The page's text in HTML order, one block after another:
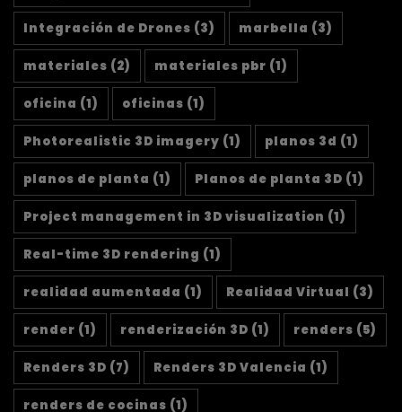
Integración de Drones (3) marbella (3)
materiales (2) materiales pbr (1)
oficina (1) oficinas (1)
Photorealistic 3D imagery (1) planos 3d (1)
planos de planta (1) Planos de planta 3D (1)
Project management in 3D visualization (1)
Real-time 3D rendering (1)
realidad aumentada (1) Realidad Virtual (3)
render (1) renderización 3D (1) renders (5)
Renders 3D (7) Renders 3D Valencia (1)
renders de cocinas (1)